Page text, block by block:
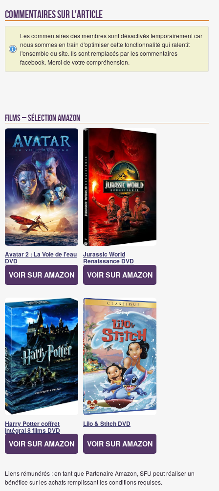
Commentaires sur l'article
Les commentaires des membres sont désactivés temporairement car
nous sommes en train d'optimiser cette fonctionnalité qui ralentit
l'ensemble du site. Ils sont remplacés par les commentaires
facebook. Merci de votre compréhension.
Films – Sélection Amazon
Avatar 2 : La Voie de l'eau
DVD
VOIR SUR AMAZON
Jurassic World
Renaissance DVD
VOIR SUR AMAZON
Harry Potter coffret
intégral 8 films DVD
VOIR SUR AMAZON
Lilo & Stitch DVD
VOIR SUR AMAZON
Liens rémunérés : en tant que Partenaire Amazon, SFU peut réaliser un
bénéfice sur les achats remplissant les conditions requises.